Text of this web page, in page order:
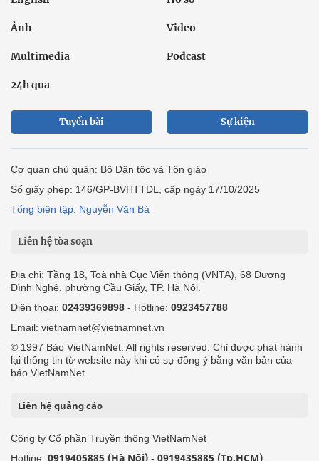
Ảnh Video
Multimedia Podcast
24h qua
Tuyến bài Sự kiện
Cơ quan chủ quản: Bộ Dân tộc và Tôn giáo
Số giấy phép: 146/GP-BVHTTDL, cấp ngày 17/10/2025
Tổng biên tập: Nguyễn Văn Bá
Liên hệ tòa soạn
Địa chỉ: Tầng 18, Toà nhà Cục Viễn thông (VNTA), 68 Dương
Đình Nghệ, phường Cầu Giấy, TP. Hà Nội.
Điện thoại: 02439369898 - Hotline: 0923457788
Email: vietnamnet@vietnamnet.vn
© 1997 Báo VietNamNet. All rights reserved. Chỉ được phát hành
lại thông tin từ website này khi có sự đồng ý bằng văn bản của
báo VietNamNet.
Liên hệ quảng cáo
Công ty Cổ phần Truyền thông VietNamNet
Hotline: 0919405885 (Hà Nội) - 0919435885 (Tp.HCM)